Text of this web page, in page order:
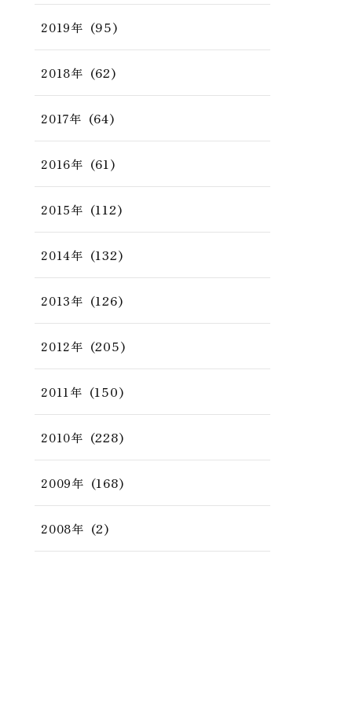
2019年 (95)
2018年 (62)
2017年 (64)
2016年 (61)
2015年 (112)
2014年 (132)
2013年 (126)
2012年 (205)
2011年 (150)
2010年 (228)
2009年 (168)
2008年 (2)